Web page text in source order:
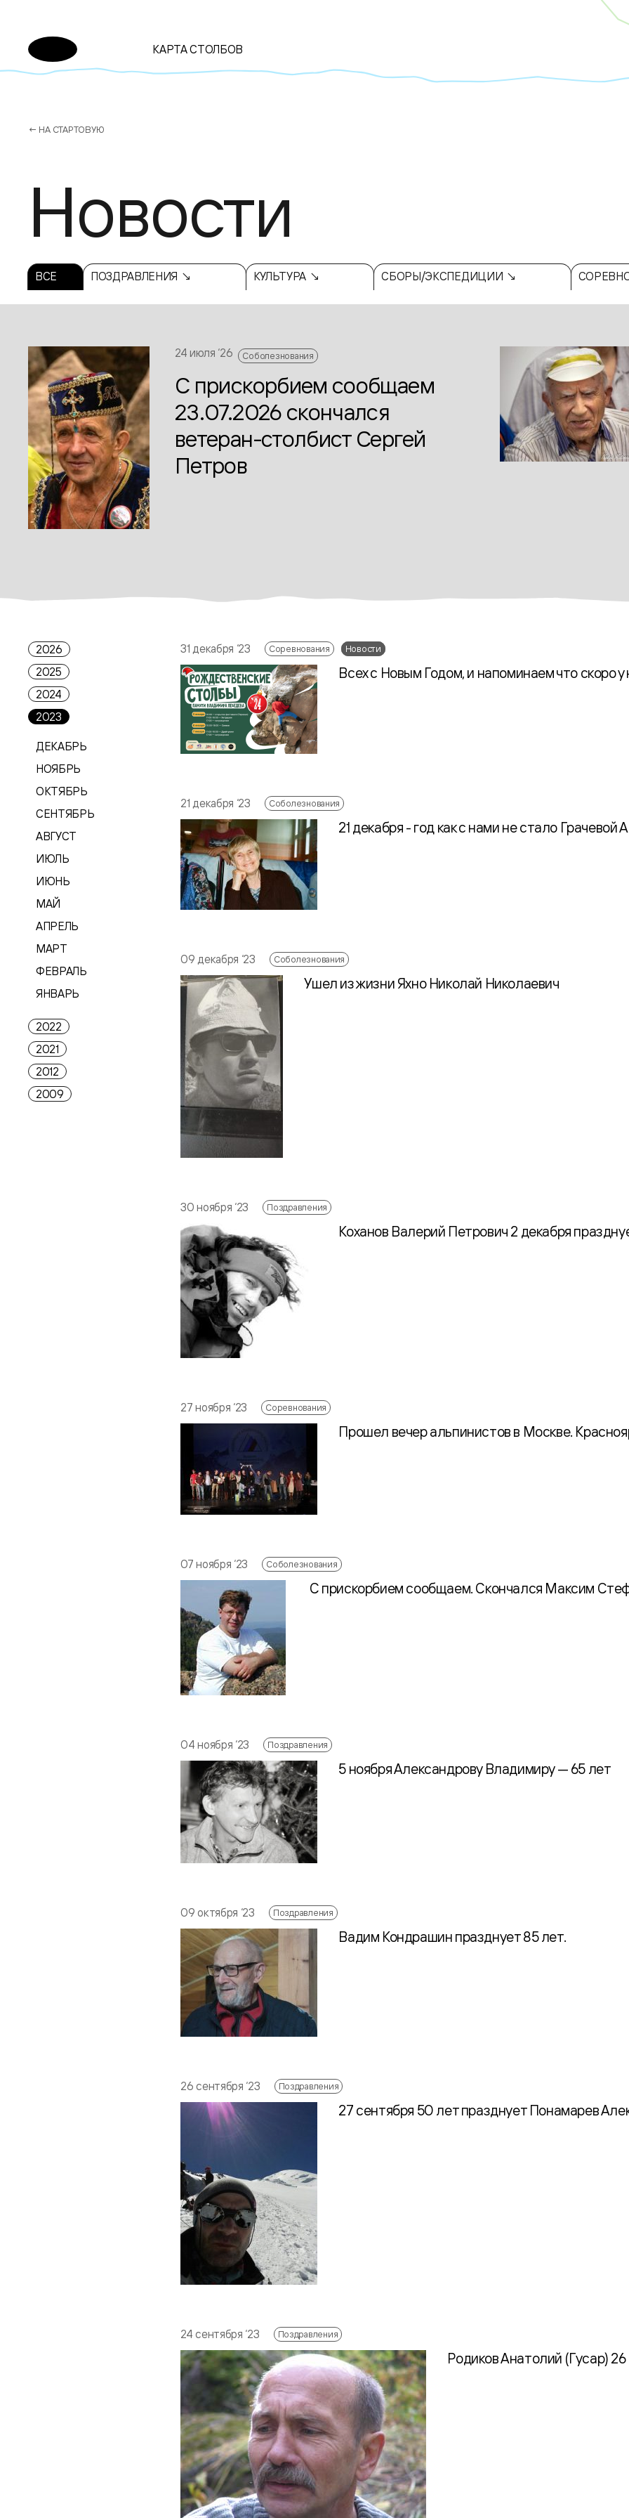
КАРТА СТОЛБОВ
← НА СТАРТОВУЮ
Новости
ВСЕ ПОЗДРАВЛЕНИЯ ↘ КУЛЬТУРА ↘ СБОРЫ/ЭКСПЕДИЦИИ ↘
24 июля ‘26 Соболезнования
С прискорбием сообщаем
23.07.2026 скончался
ветеран-столбист Сергей
Петров
2026
2025
2024
2023
ДЕКАБРЬ
НОЯБРЬ
ОКТЯБРЬ
СЕНТЯБРЬ
АВГУСТ
ИЮЛЬ
ИЮНЬ
МАЙ
АПРЕЛЬ
МАРТ
ФЕВРАЛЬ
ЯНВАРЬ
2022
2021
2012
2009
31 декабря ‘23 Соревнования Новости
Всех с Новым Годом, и напоминаем что скоро
21 декабря ‘23 Соболезнования
21 декабря - год как с нами не стало
09 декабря ‘23 Соболезнования
Ушел из жизни Яхно Николай Николаевич
30 ноября ‘23 Поздравления
Коханов Валерий Петрович 2 декабря
27 ноября ‘23 Соревнования
Прошел вечер альпинистов в Москве.
07 ноября ‘23 Соболезнования
С прискорбием сообщаем. Скончался Максим
04 ноября ‘23 Поздравления
5 ноября Александрову Владимиру — 65 лет
09 октября ‘23 Поздравления
Вадим Кондрашин празднует 85 лет.
26 сентября ‘23 Поздравления
27 сентября 50 лет празднует Понамарев
24 сентября ‘23 Поздравления
Родиков Анатолий (Гусар)